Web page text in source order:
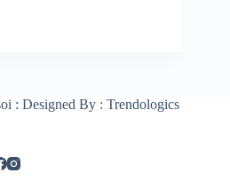
: Designed By : Trendologics